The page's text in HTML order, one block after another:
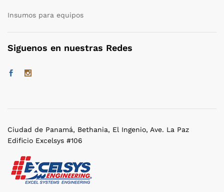
Insumos para equipos
Siguenos en nuestras Redes
Ciudad de Panamá, Bethania, El Ingenio, Ave. La Paz
Edificio Excelsys #106